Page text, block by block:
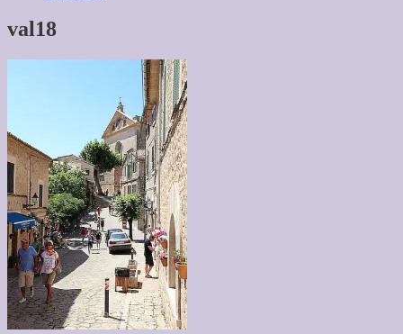
val18